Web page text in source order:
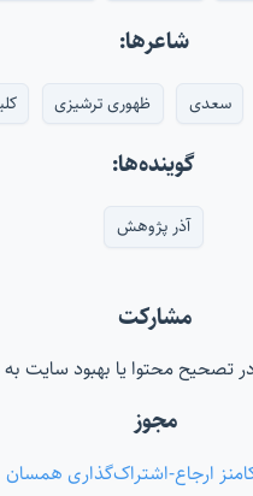
شاعرها:
سعدی ظهوری ترشیزی
گوینده‌ها:
آذر پژوهش
مشارکت
تصحیح محتوا یا بهبود سایت به
مجوز
ارجاع-اشتراک‌گذاری همسان ۴.۰